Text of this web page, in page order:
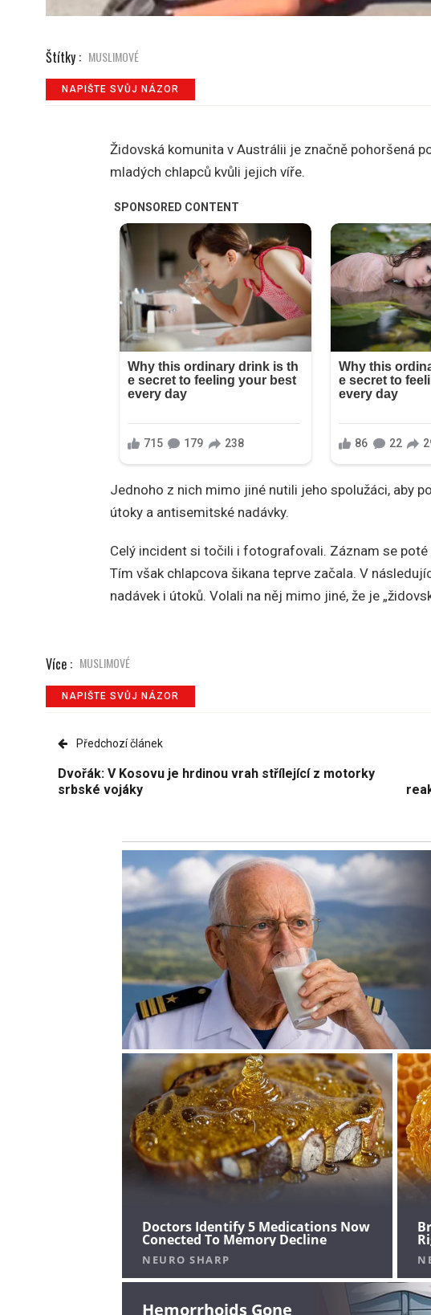
Štítky : MUSLIMOVÉ
NAPIŠTE SVŮJ NÁZOR
Židovská komunita v Austrálii je značně pohoršená
mladých chlapců kvůli jejich víře.
Jednoho z nich mimo jiné nutili jeho spolužáci, aby
útoky a antisemitské nadávky.
Celý incident si točili i fotografovali. Záznam se
Tím však chlapcova šikana teprve začala. V
nadávek i útoků. Volali na něj mimo jiné, že je
Více : MUSLIMOVÉ
NAPIŠTE SVŮJ NÁZOR
Předchozí článek
Dvořák: V Kosovu je hrdinou vrah střílející z motorky
srbské vojáky